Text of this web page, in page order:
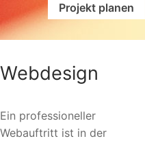
Projekt planen
Webdesign
Ein professioneller
Webauftritt ist in der
dieses Akquisepotenzial
optimal auszunutzen sind